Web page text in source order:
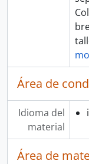
Área de
Idioma del
material
Área de